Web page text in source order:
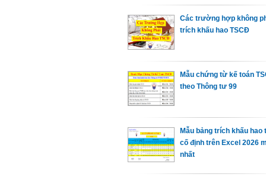
Các trường hợp không
trích khấu hao TSCĐ
Mẫu chứng từ kế toán
theo Thông tư 99
Mẫu bảng trích khấu hao
cố định trên Excel 2026
nhất